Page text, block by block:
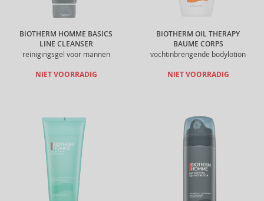
BIOTHERM HOMME BASICS
LINE CLEANSER
reinigingsgel voor mannen
NIET VOORRADIG
BIOTHERM OIL THERAPY
BAUME CORPS
vochtinbrengende bodylotion
NIET VOORRADIG